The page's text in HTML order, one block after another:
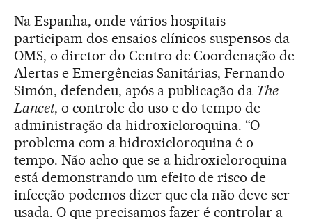
Na Espanha, onde vários hospitais
participam dos ensaios clínicos suspensos da
OMS, o diretor do Centro de Coordenação de
Alertas e Emergências Sanitárias, Fernando
Simón, defendeu, após a publicação da The
Lancet, o controle do uso e do tempo de
administração da hidroxicloroquina. “O
problema com a hidroxicloroquina é o
tempo. Não acho que se a hidroxicloroquina
está demonstrando um efeito de risco de
infecção podemos dizer que ela não deve ser
usada. O que precisamos fazer é controlar a